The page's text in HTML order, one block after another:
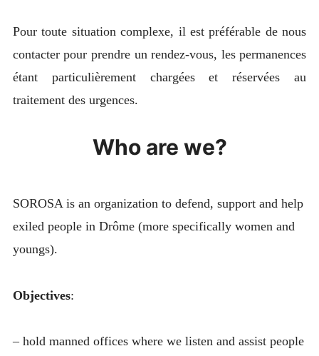
Pour toute situation complexe, il est préférable de nous
contacter pour prendre un rendez-vous, les permanences
étant particulièrement chargées et réservées au
traitement des urgences.
Who are we?
SOROSA is an organization to defend, support and help
exiled people in Drôme (more specifically women and
youngs).
Objectives:
– hold manned offices where we listen and assist people